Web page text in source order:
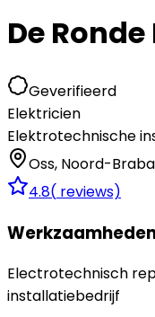
De
Geverifieerd
Elektricien
Elektrotechnische
Oss, Noord-
4.8( reviews)
Electrotechnisch
installatiebedrijf